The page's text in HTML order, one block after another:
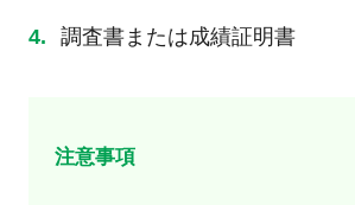
調査書または成績証明書
注意事項